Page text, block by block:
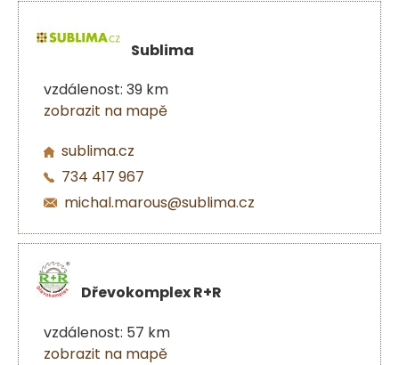
Sublima
vzdálenost: 39 km
zobrazit na mapě
sublima.cz
734 417 967
michal.marous@sublima.cz
Dřevokomplex R+R
vzdálenost: 57 km
zobrazit na mapě